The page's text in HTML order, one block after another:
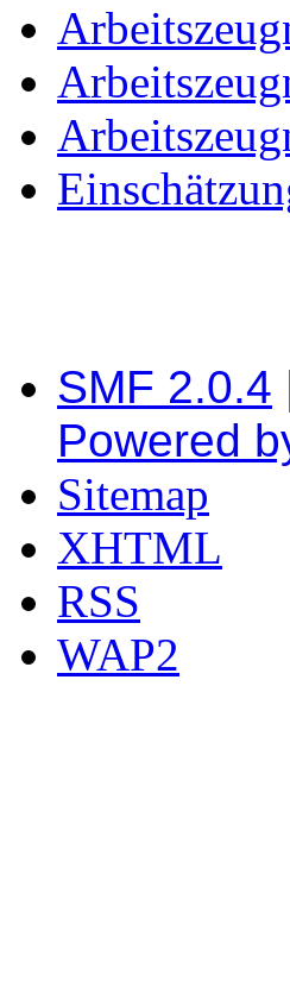
SMF 2.0.4
Powered
Sitemap
XHTML
RSS
WAP2